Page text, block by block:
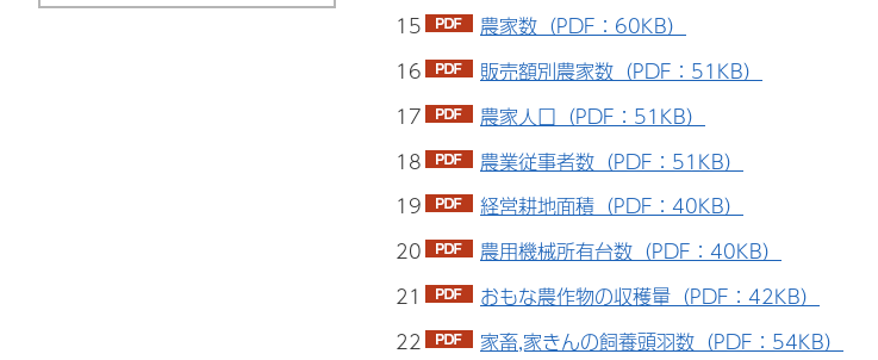
15
農家数（PDF：60KB）
16
販売額別農家数（PDF：51KB）
17
農家人口（PDF：51KB）
18
農業従事者数（PDF：51KB）
19
経営耕地面積（PDF：40KB）
20
農用機械所有台数（PDF：40KB）
21
おもな農作物の収穫量（PDF：42KB）
22
家畜,家きんの飼養頭羽数（PDF：54KB）